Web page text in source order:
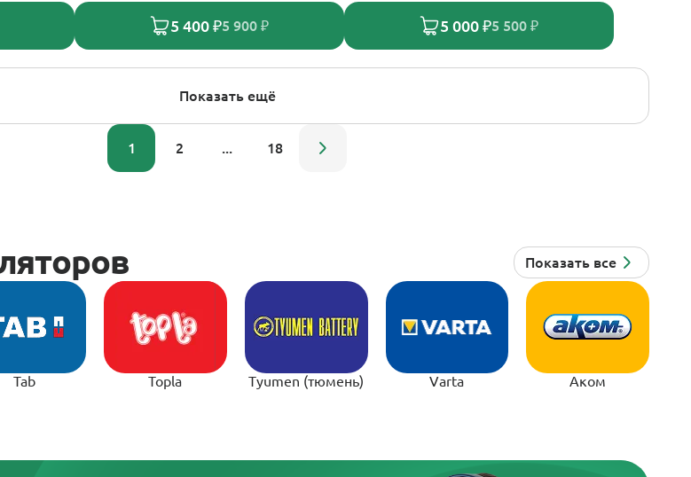
5 400 ₽5 900 ₽ 5 000 ₽5 500 ₽
Показать ещё
1 2 ... 18
Tab Topla Tyumen (тюмень) Varta Аком